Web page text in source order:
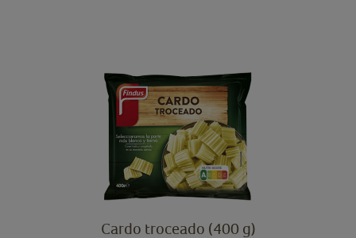
Cardo troceado (400 g)